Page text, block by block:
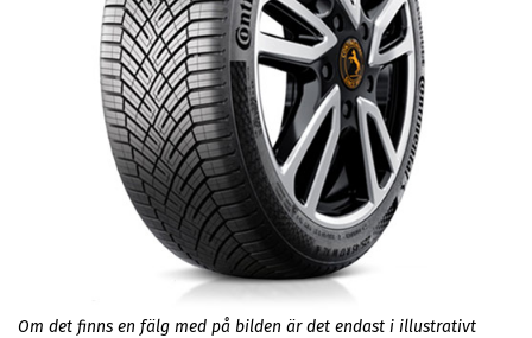
Om det finns en fälg med på bilden är det endast i illustrativt